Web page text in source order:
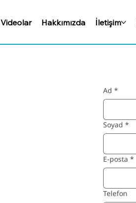
Videolar Hakkımızda İletişim
Ad *
Soyad *
E-posta *
Telefon